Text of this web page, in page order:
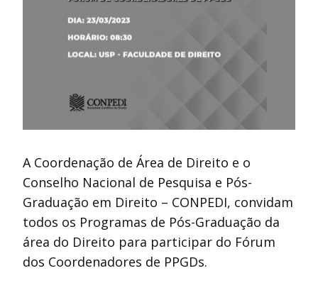
A Coordenação de Área de Direito e o
Conselho Nacional de Pesquisa e Pós-
Graduação em Direito – CONPEDI, convidam
todos os Programas de Pós-Graduação da
área do Direito para participar do Fórum
dos Coordenadores de PPGDs.